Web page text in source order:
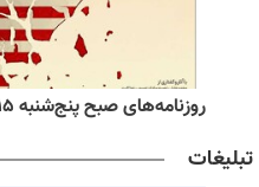
روزنامه‌های صبح پنج‌شنبه ۱۵ مرداد ۱۴۰۵
تبلیغات